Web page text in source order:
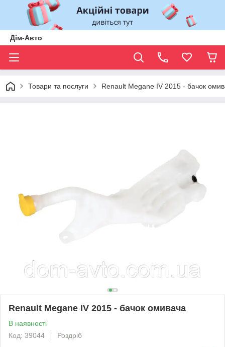
Дім-Авто
Товари та послуги Renault Megane IV 2015 - бачок
Renault Megane IV 2015 - бачок омивача
В наявності
Код: 39044
Роздріб